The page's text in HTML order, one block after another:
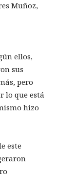
Muñoz,
ellos,
sus
pero
lo que está
hizo
este